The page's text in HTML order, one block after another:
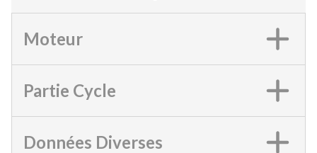
Moteur
Partie Cycle
Données Diverses